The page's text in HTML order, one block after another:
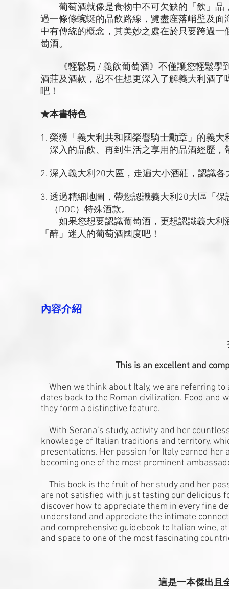
葡萄酒就像是食物中不可欠缺的「飲」品
過一條條蜿蜒的品飲路線，覽盡座落峭壁及
中有傳統的概念，其美妙之處在於只要跨過
萄酒。
《輕鬆易 / 義飲葡萄酒》不僅讓您輕鬆學
酒莊及酒款，忍不住想更深入了解義大利酒
吧！
★本書特色
1. 榮獲「義大利共和國榮譽騎士勳章」的義
深入的品飲、再到生活之享用的品酒經歷，
2. 深入義大利20大區，走遍大小酒莊，認識
3. 透過精細地圖，帶您認識義大利20大區「
（DOC）特殊酒款。
如果您想要認識葡萄酒，更想認識義大利
「醉」迷人的葡萄酒國度吧！
內容介紹
This is an excellent and
When we think about Italy, we are referring
dates back to the Roman civilization. Food and
they form a distinctive feature.
With Serana’s study, activity and her
knowledge of Italian traditions and territory,
presentations. Her passion for Italy earned
becoming one of the most prominent
This book is the fruit of her study and her
are not satisfied with just tasting our delicious
discover how to appreciate them in every fine
understand and appreciate the intimate
and comprehensive guidebook to Italian wine,
and space to one of the most fascinating
這是一本傑出且